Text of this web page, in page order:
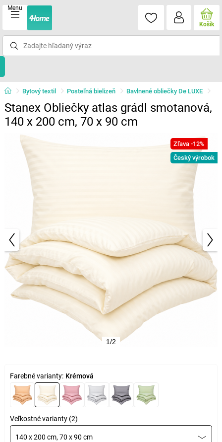
Menu
Košík
Bytový textil Posteľná bielizeň Bavlnené obliečky De LUXE
Stanex Obliečky atlas grádl smotanová,
140 x 200 cm, 70 x 90 cm
Zľava -12%
Český výrobok
1/2
Farebné varianty: Krémová
Veľkostné varianty (2)
140 x 200 cm, 70 x 90 cm